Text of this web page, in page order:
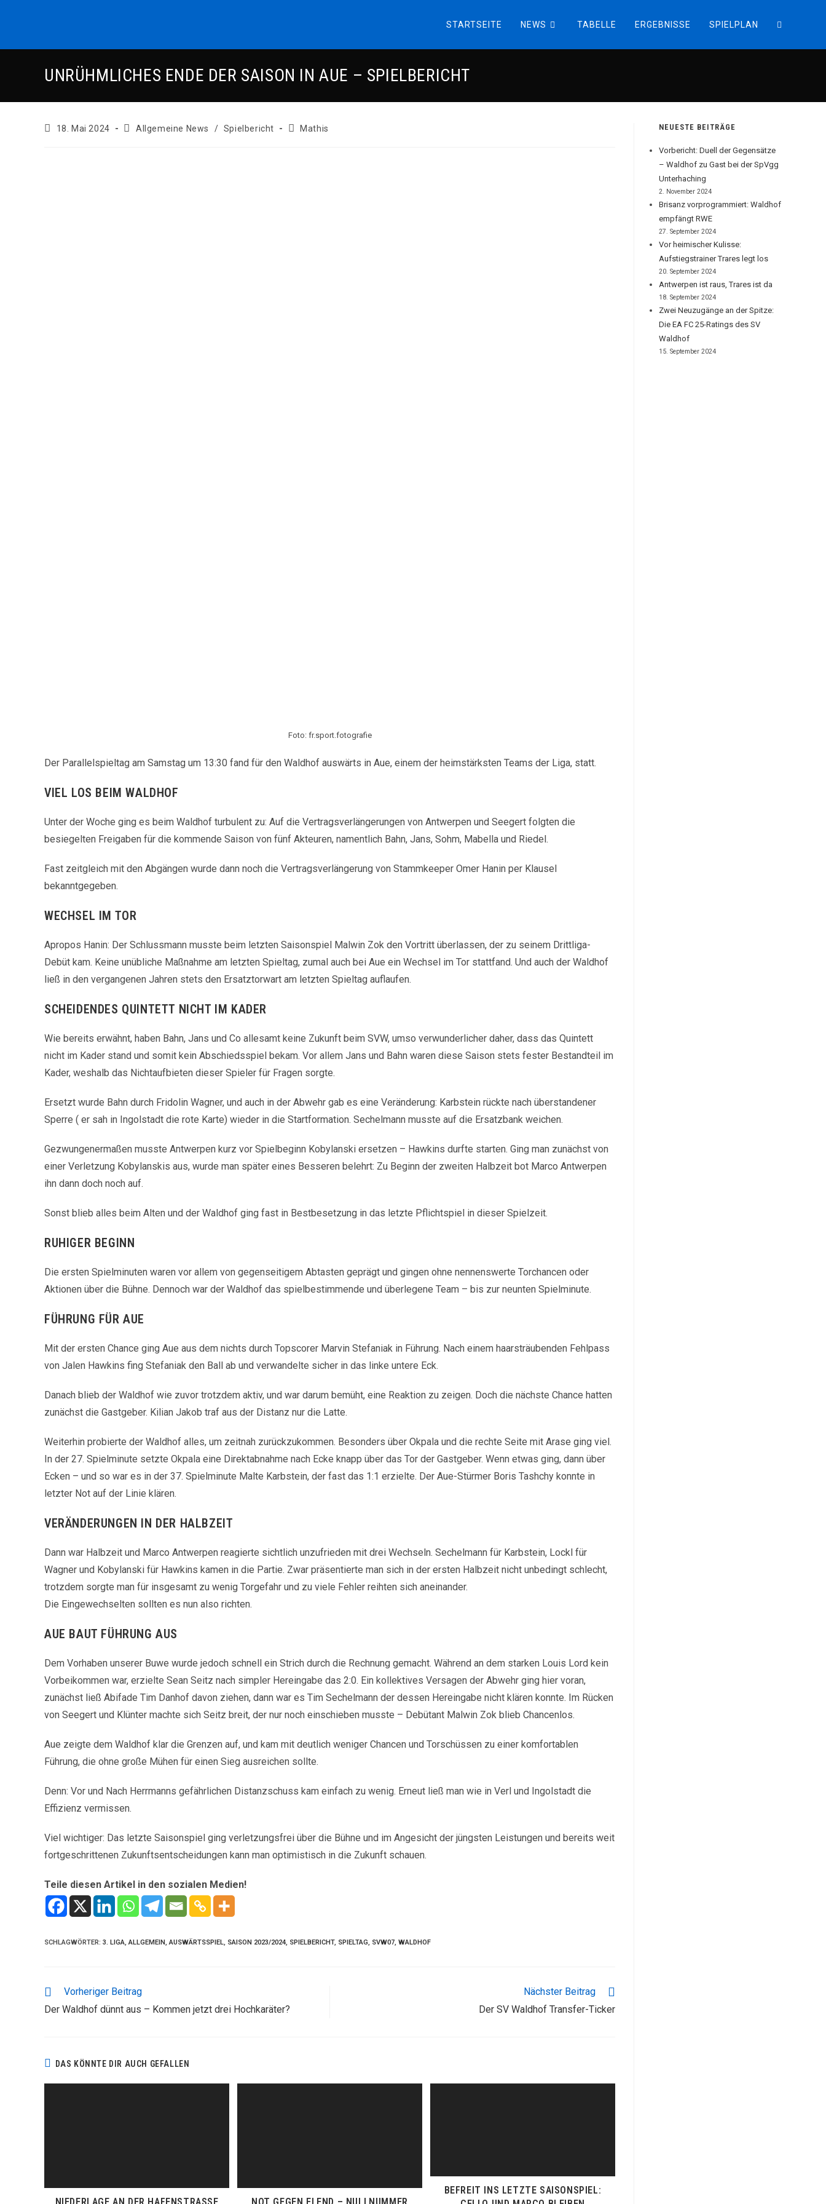
STARTSEITE NEWS TABELLE ERGEBNISSE SPIELPLAN WEBSITE-
UNRÜHMLICHES ENDE DER SAISON IN AUE – SPIELBERICHT
Beitrag
18. Mai 2024
Beitrags-
Allgemeine News / Spielbericht
Beitrags-
Mathis
Foto: fr.sport.fotografie
Der Parallelspieltag am Samstag um 13:30 fand für den Waldhof auswärts in Aue, einem der heimstärksten Teams der Liga, statt.
VIEL LOS BEIM WALDHOF
Unter der Woche ging es beim Waldhof turbulent zu: Auf die Vertragsverlängerungen von Antwerpen und Seegert folgten die
besiegelten Freigaben für die kommende Saison von fünf Akteuren, namentlich Bahn, Jans, Sohm, Mabella und Riedel.
Fast zeitgleich mit den Abgängen wurde dann noch die Vertragsverlängerung von Stammkeeper Omer Hanin per Klausel
bekanntgegeben.
WECHSEL IM TOR
Apropos Hanin: Der Schlussmann musste beim letzten Saisonspiel Malwin Zok den Vortritt überlassen, der zu seinem Drittliga-
Debüt kam. Keine unübliche Maßnahme am letzten Spieltag, zumal auch bei Aue ein Wechsel im Tor stattfand. Und auch der Waldhof
ließ in den vergangenen Jahren stets den Ersatztorwart am letzten Spieltag auflaufen.
SCHEIDENDES QUINTETT NICHT IM KADER
Wie bereits erwähnt, haben Bahn, Jans und Co allesamt keine Zukunft beim SVW, umso verwunderlicher daher, dass das Quintett
nicht im Kader stand und somit kein Abschiedsspiel bekam. Vor allem Jans und Bahn waren diese Saison stets fester Bestandteil im
Kader, weshalb das Nichtaufbieten dieser Spieler für Fragen sorgte.
Ersetzt wurde Bahn durch Fridolin Wagner, und auch in der Abwehr gab es eine Veränderung: Karbstein rückte nach überstandener
Sperre ( er sah in Ingolstadt die rote Karte) wieder in die Startformation. Sechelmann musste auf die Ersatzbank weichen.
Gezwungenermaßen musste Antwerpen kurz vor Spielbeginn Kobylanski ersetzen – Hawkins durfte starten. Ging man zunächst von
einer Verletzung Kobylanskis aus, wurde man später eines Besseren belehrt: Zu Beginn der zweiten Halbzeit bot Marco Antwerpen
ihn dann doch noch auf.
Sonst blieb alles beim Alten und der Waldhof ging fast in Bestbesetzung in das letzte Pflichtspiel in dieser Spielzeit.
RUHIGER BEGINN
Die ersten Spielminuten waren vor allem von gegenseitigem Abtasten geprägt und gingen ohne nennenswerte Torchancen oder
Aktionen über die Bühne. Dennoch war der Waldhof das spielbestimmende und überlegene Team – bis zur neunten Spielminute.
FÜHRUNG FÜR AUE
Mit der ersten Chance ging Aue aus dem nichts durch Topscorer Marvin Stefaniak in Führung. Nach einem haarsträubenden Fehlpass
von Jalen Hawkins fing Stefaniak den Ball ab und verwandelte sicher in das linke untere Eck.
Danach blieb der Waldhof wie zuvor trotzdem aktiv, und war darum bemüht, eine Reaktion zu zeigen. Doch die nächste Chance hatten
zunächst die Gastgeber. Kilian Jakob traf aus der Distanz nur die Latte.
Weiterhin probierte der Waldhof alles, um zeitnah zurückzukommen. Besonders über Okpala und die rechte Seite mit Arase ging viel.
In der 27. Spielminute setzte Okpala eine Direktabnahme nach Ecke knapp über das Tor der Gastgeber. Wenn etwas ging, dann über
Ecken – und so war es in der 37. Spielminute Malte Karbstein, der fast das 1:1 erzielte. Der Aue-Stürmer Boris Tashchy konnte in
letzter Not auf der Linie klären.
VERÄNDERUNGEN IN DER HALBZEIT
Dann war Halbzeit und Marco Antwerpen reagierte sichtlich unzufrieden mit drei Wechseln. Sechelmann für Karbstein, Lockl für
Wagner und Kobylanski für Hawkins kamen in die Partie. Zwar präsentierte man sich in der ersten Halbzeit nicht unbedingt schlecht,
trotzdem sorgte man für insgesamt zu wenig Torgefahr und zu viele Fehler reihten sich aneinander.
Die Eingewechselten sollten es nun also richten.
AUE BAUT FÜHRUNG AUS
Dem Vorhaben unserer Buwe wurde jedoch schnell ein Strich durch die Rechnung gemacht. Während an dem starken Louis Lord kein
Vorbeikommen war, erzielte Sean Seitz nach simpler Hereingabe das 2:0. Ein kollektives Versagen der Abwehr ging hier voran,
zunächst ließ Abifade Tim Danhof davon ziehen, dann war es Tim Sechelmann der dessen Hereingabe nicht klären konnte. Im Rücken
von Seegert und Klünter machte sich Seitz breit, der nur noch einschieben musste – Debütant Malwin Zok blieb Chancenlos.
Aue zeigte dem Waldhof klar die Grenzen auf, und kam mit deutlich weniger Chancen und Torschüssen zu einer komfortablen
Führung, die ohne große Mühen für einen Sieg ausreichen sollte.
Denn: Vor und Nach Herrmanns gefährlichen Distanzschuss kam einfach zu wenig. Erneut ließ man wie in Verl und Ingolstadt die
Effizienz vermissen.
Viel wichtiger: Das letzte Saisonspiel ging verletzungsfrei über die Bühne und im Angesicht der jüngsten Leistungen und bereits weit
fortgeschrittenen Zukunftsentscheidungen kann man optimistisch in die Zukunft schauen.
Teile diesen Artikel in den sozialen Medien!
SCHLAGWÖRTER: 3. LIGA, ALLGEMEIN, AUSWÄRTSSPIEL, SAISON 2023/2024, SPIELBERICHT, SPIELTAG, SVW07, WALDHOF
WEITERE
ANSEHEN
Vorheriger Beitrag
Der Waldhof dünnt aus – Kommen jetzt drei Hochkaräter?
Nächster Beitrag
Der SV Waldhof Transfer-Ticker
DAS KÖNNTE DIR AUCH GEFALLEN
BEFREIT INS LETZTE SAISONSPIEL:
NEUESTE BEITRÄGE
Vorbericht: Duell der Gegensätze
– Waldhof zu Gast bei der SpVgg
Unterhaching
2. November 2024
Brisanz vorprogrammiert: Waldhof
empfängt RWE
27. September 2024
Vor heimischer Kulisse:
Aufstiegstrainer Trares legt los
20. September 2024
Antwerpen ist raus, Trares ist da
18. September 2024
Zwei Neuzugänge an der Spitze:
Die EA FC 25-Ratings des SV
Waldhof
15. September 2024